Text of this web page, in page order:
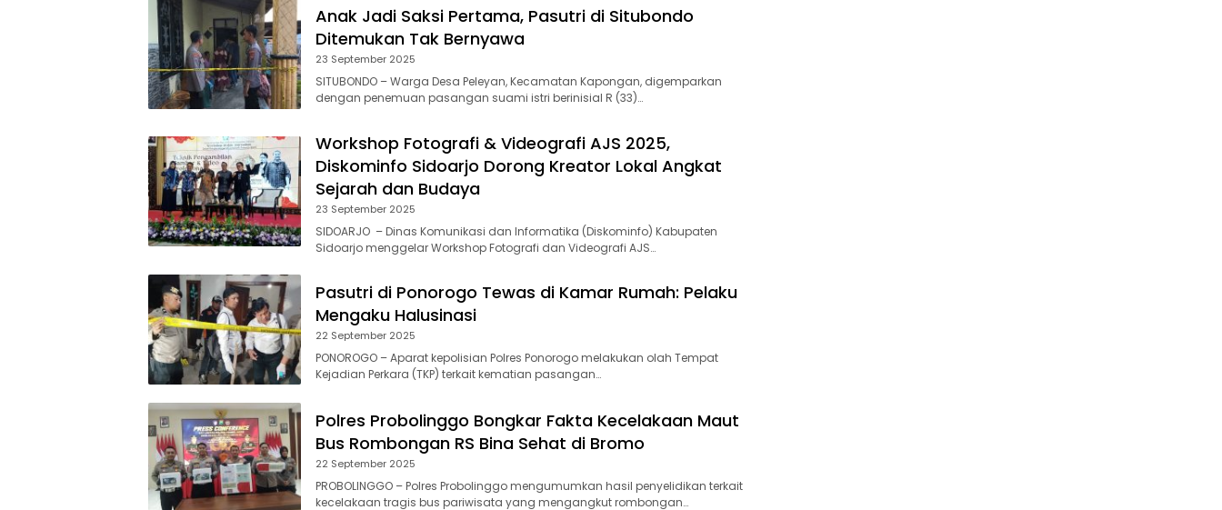
Anak Jadi Saksi Pertama, Pasutri di Situbondo
Ditemukan Tak Bernyawa
23 September 2025
SITUBONDO – Warga Desa Peleyan, Kecamatan Kapongan, digemparkan
dengan penemuan pasangan suami istri berinisial R (33)…
Workshop Fotografi & Videografi AJS 2025,
Diskominfo Sidoarjo Dorong Kreator Lokal Angkat
Sejarah dan Budaya
23 September 2025
SIDOARJO – Dinas Komunikasi dan Informatika (Diskominfo) Kabupaten
Sidoarjo menggelar Workshop Fotografi dan Videografi AJS…
Pasutri di Ponorogo Tewas di Kamar Rumah: Pelaku
Mengaku Halusinasi
22 September 2025
PONOROGO – Aparat kepolisian Polres Ponorogo melakukan olah Tempat
Kejadian Perkara (TKP) terkait kematian pasangan…
Polres Probolinggo Bongkar Fakta Kecelakaan Maut
Bus Rombongan RS Bina Sehat di Bromo
22 September 2025
PROBOLINGGO – Polres Probolinggo mengumumkan hasil penyelidikan terkait
kecelakaan tragis bus pariwisata yang mengangkut rombongan…